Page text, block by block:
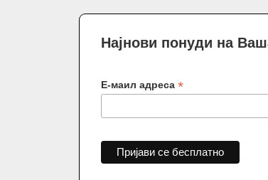
Најнови понуди на
Е-маил адреса *